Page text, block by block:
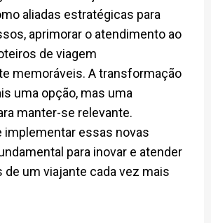
aliadas estratégicas para
aprimorar o atendimento ao
de viagem
memoráveis. A transformação
uma opção, mas uma
manter-se relevante.
implementar essas novas
para inovar e atender
de um viajante cada vez mais